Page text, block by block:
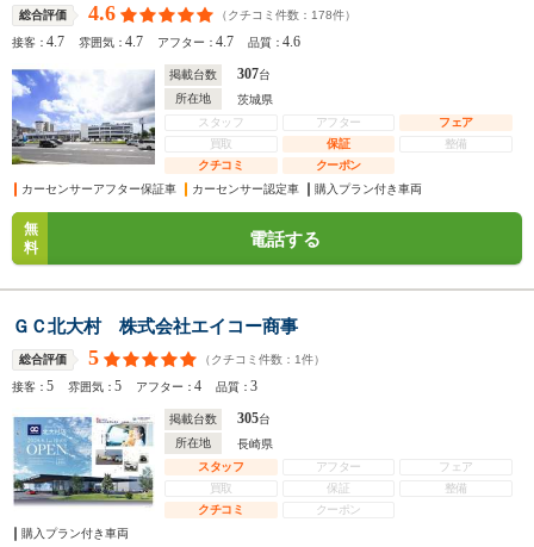
総合評価 4.6 （クチコミ件数： 178件）
接客：4.7 雰囲気：4.7 アフター：4.7 品質：4.6
掲載台数 307台
所在地
茨城県
スタッフ
アフター
フェア
買取
保証
整備
クチコミ
クーポン
カーセンサーアフター保証車
カーセンサー認定車 購入プラン付き車両
無
料
電話する
ＧＣ北大村 株式会社エイコー商事
総合評価 5 （クチコミ件数： 1件）
接客：5 雰囲気：5 アフター：4 品質：3
掲載台数 305台
所在地
長崎県
スタッフ
アフター
フェア
買取
保証
整備
クチコミ
クーポン
購入プラン付き車両